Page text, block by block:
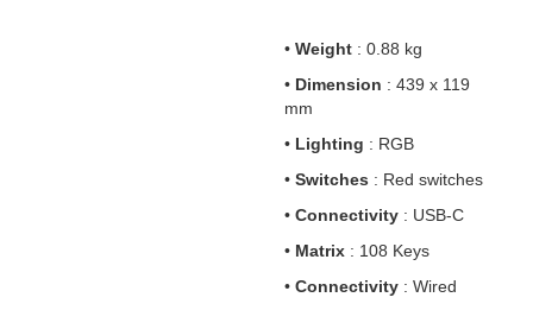
• Weight : 0.88 kg
• Dimension : 439 x 119
mm
• Lighting : RGB
• Switches : Red switches
• Connectivity : USB-C
• Matrix : 108 Keys
• Connectivity : Wired